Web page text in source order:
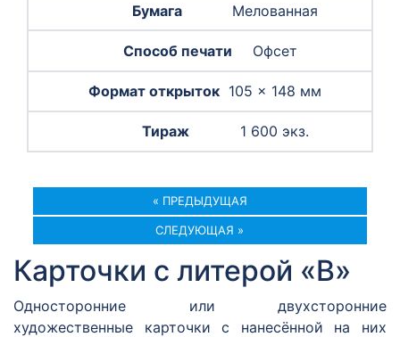
Мелованная
Офсет
105 × 148 мм
1 600 экз.
« ПРЕДЫДУЩАЯ
СЛЕДУЮЩАЯ »
Карточки с литерой «В»
Односторонние или двухсторонние
художественные карточки с нанесённой на них